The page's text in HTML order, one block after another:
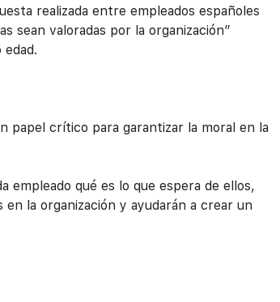
realizada entre empleados españoles
sean valoradas por la organización”
papel crítico para garantizar la moral en la
empleado qué es lo que espera de ellos,
la organización y ayudarán a crear un